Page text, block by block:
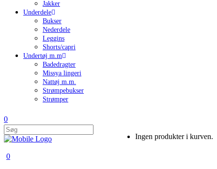
Jakker
Underdele
Bukser
Nederdele
Leggins
Shorts/capri
Undertøj m.m
Badedragter
Missya lingeri
Nattøj m.m.
Strømpebukser
Strømper
0
Ingen produkter i kurven.
0